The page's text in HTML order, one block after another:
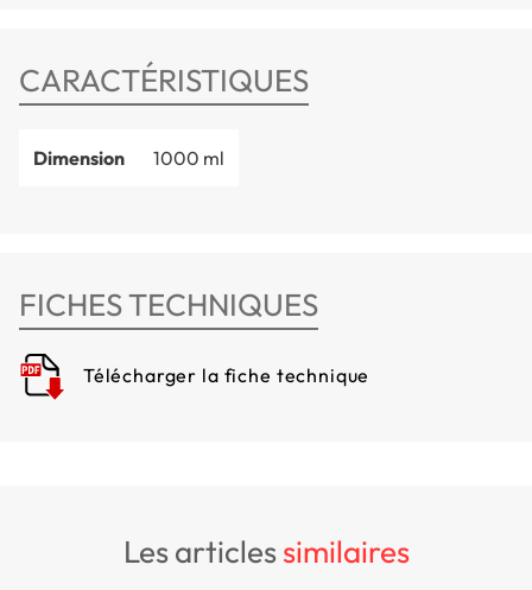
CARACTÉRISTIQUES
Dimension 1000 ml
FICHES TECHNIQUES
Télécharger la fiche technique
les articlessimilaires